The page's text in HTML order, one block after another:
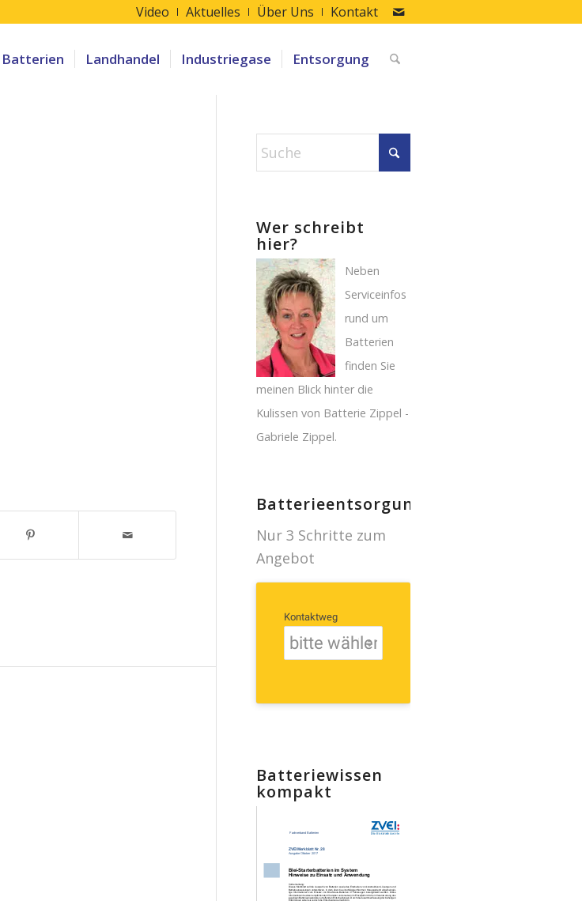
Video Aktuelles Über Uns Kontakt
Batterien Landhandel Industriegase Entsorgung
Wer schreibt
hier?
Neben
Serviceinfos
rund um
Batterien
finden Sie
meinen Blick hinter die
Kulissen von Batterie Zippel -
Gabriele Zippel.
Batterieentsorgung
Nur 3 Schritte zum
Angebot
Kontaktweg
Batteriewissen
kompakt